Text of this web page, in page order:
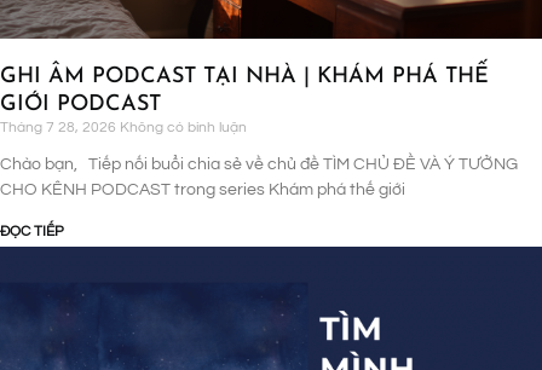
GHI ÂM PODCAST TẠI NHÀ | KHÁM PHÁ THẾ
GIỚI PODCAST
Tháng 7 28, 2026 Không có bình luận
Chào bạn, Tiếp nối buổi chia sẻ về chủ đề TÌM CHỦ ĐỀ VÀ Ý TƯỞNG
CHO KÊNH PODCAST trong series Khám phá thế giới
ĐỌC TIẾP